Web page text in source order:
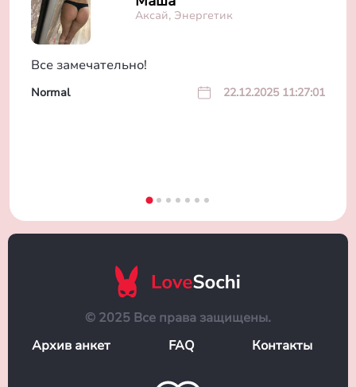
Аксай, Энергетик
Все замечательно!
Normal 22.12.2025 11:27:01
© 2025 Все права защищены.
Архив анкет
FAQ Контакты